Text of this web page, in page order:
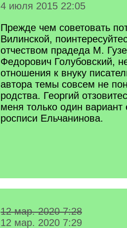
4 июля 2015 22:05
Прежде чем советовать
Вилинской,
отчеством прадеда М.
Федорович Голубовский,
отношения к внуку
автора темы совсем не
родства. Георгий
меня только один вариант
росписи Ельчанинова.
12 мар. 2020 7:28
12 мар. 2020 7:29